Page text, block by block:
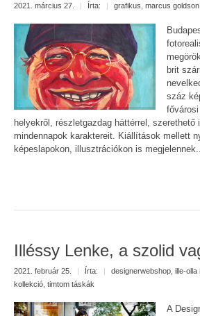
2021. március 27. | Írta: | grafikus marcus goldson
brit
száz
helyekről, részletgazdag háttérrel, szerethető
mindennapok karaktereit. Kiállítások mellett
képeslapokon, illusztrációkon is
Illéssy Lenke, a szolid
2021. február 25. | Írta: | designerwebshop ille-olla
kollekció timtom táskák
A